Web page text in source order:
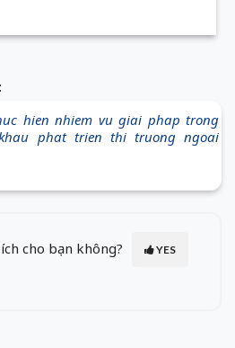
hien nhiem vu giai phap trong
phat trien thi truong ngoai
cho bạn không?
YES